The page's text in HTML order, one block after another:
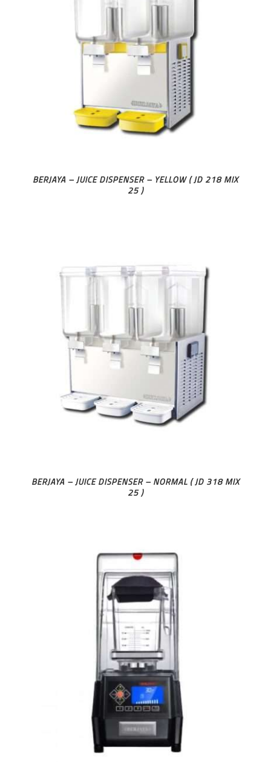
BERJAYA – JUICE DISPENSER – YELLOW ( JD 218 MIX
25 )
BERJAYA – JUICE DISPENSER – NORMAL ( JD 318 MIX
25 )